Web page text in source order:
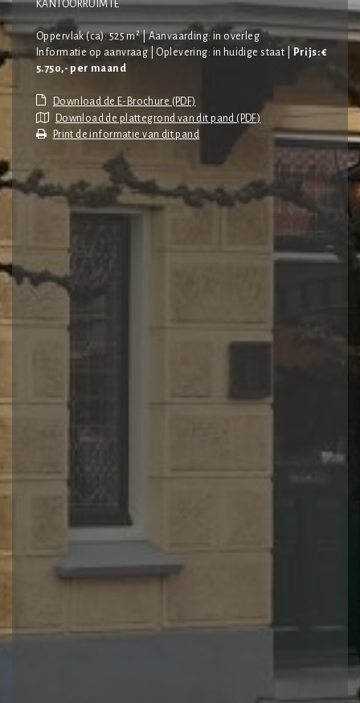
KANTOORRUIMTE
Oppervlak (ca): 525 m2| Aanvaarding: in overleg
Informatie op aanvraag | Oplevering: in huidige staat |
Prijs: €
5.750,- per maand
Download de plattegrond van dit pand (PDF)
Print de informatie van dit pand